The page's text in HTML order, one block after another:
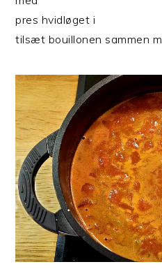
pres hvidløget i
tilsæt bouillonen sammen